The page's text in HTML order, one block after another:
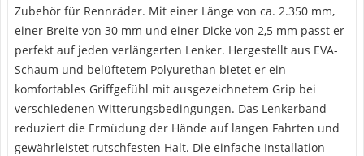
Zubehör für Rennräder. Mit einer Länge von ca. 2.350 mm,
einer Breite von 30 mm und einer Dicke von 2,5 mm passt er
perfekt auf jeden verlängerten Lenker. Hergestellt aus EVA-
Schaum und belüftetem Polyurethan bietet er ein
komfortables Griffgefühl mit ausgezeichnetem Grip bei
verschiedenen Witterungsbedingungen. Das Lenkerband
reduziert die Ermüdung der Hände auf langen Fahrten und
gewährleistet rutschfesten Halt. Die einfache Installation